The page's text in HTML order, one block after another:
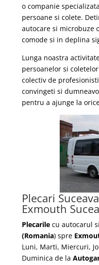
o companie
persoane si colete.
autocare si microbuze
comode si in deplina
Lunga noastra
persoanelor si
colectiv de
convingeti si
pentru a ajunge la
Plecari
Exmouth
Plecarilecu autocarul
(Romania) spre
Luni, Marti, Miercuri,
Duminica de la